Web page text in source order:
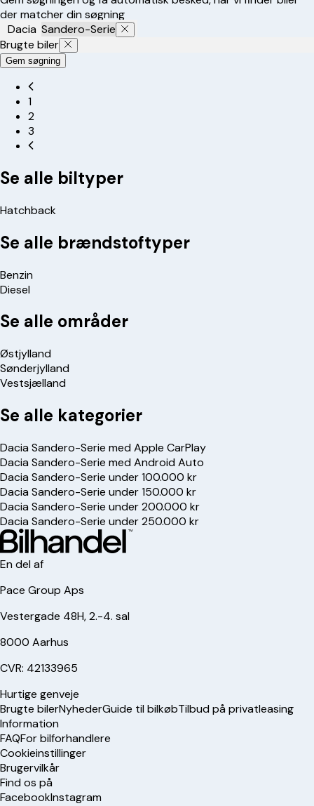
der matcher din søgning
Dacia Sandero-Serie
Brugte biler
Gem søgning
1
2
3
Se alle biltyper
Hatchback
Se alle brændstoftyper
Benzin
Diesel
Se alle områder
Østjylland
Sønderjylland
Vestsjælland
Se alle kategorier
Dacia Sandero-Serie med Apple CarPlay
Dacia Sandero-Serie med Android Auto
Dacia Sandero-Serie under 100.000 kr
Dacia Sandero-Serie under 150.000 kr
Dacia Sandero-Serie under 200.000 kr
Dacia Sandero-Serie under 250.000 kr
En del af
Pace Group Aps
Vestergade 48H, 2.-4. sal
8000 Aarhus
CVR: 42133965
Hurtige genveje
Brugte bilerNyhederGuide til bilkøbTilbud på privatleasing
Information
FAQFor bilforhandlere
Cookieinstillinger
Brugervilkår
Find os på
FacebookInstagram